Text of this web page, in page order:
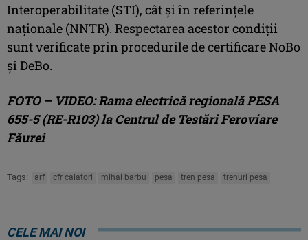
Interoperabilitate (STI), cât și în referințele
naționale (NNTR). Respectarea acestor condiții
sunt verificate prin procedurile de certificare NoBo
și DeBo.
FOTO – VIDEO: Rama electrică regională PESA
655-5 (RE-R103) la Centrul de Testări Feroviare
Făurei
Tags: arf cfr calatori mihai barbu pesa tren pesa trenuri pesa
CELE MAI NOI